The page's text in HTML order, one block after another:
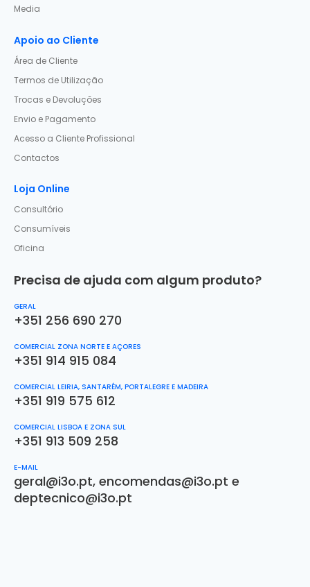
Media
Apoio ao Cliente
Área de Cliente
Termos de Utilização
Trocas e Devoluções
Envio e Pagamento
Acesso a Cliente Profissional
Contactos
Loja Online
Consultório
Consumíveis
Oficina
Precisa de ajuda com algum produto?
GERAL
+351 256 690 270
COMERCIAL ZONA NORTE E AÇORES
+351 914 915 084
COMERCIAL LEIRIA, SANTARÉM, PORTALEGRE E MADEIRA
+351 919 575 612
COMERCIAL LISBOA E ZONA SUL
+351 913 509 258
E-MAIL
geral@i3o.pt,encomendas@i3o.pt e
deptecnico@i3o.pt